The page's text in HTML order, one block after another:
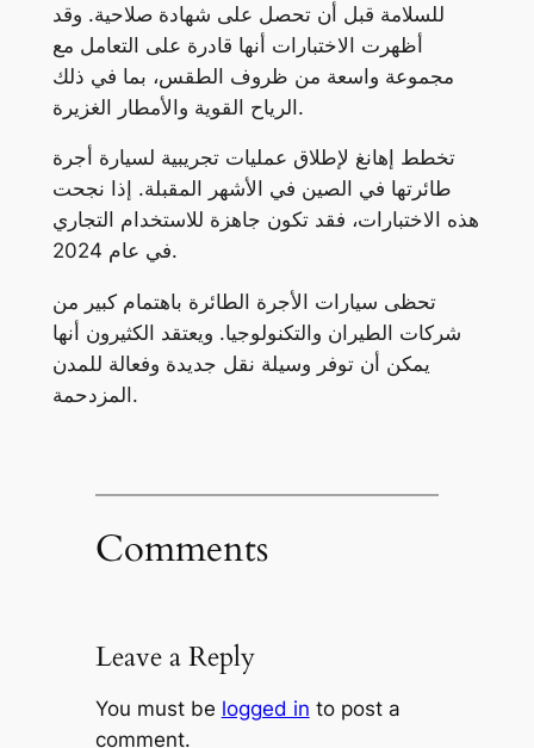
للسلامة قبل أن تحصل على شهادة صلاحية. وقد
أظهرت الاختبارات أنها قادرة على التعامل مع
مجموعة واسعة من ظروف الطقس، بما في ذلك
الرياح القوية والأمطار الغزيرة.
تخطط إهانغ لإطلاق عمليات تجريبية لسيارة أجرة
طائرتها في الصين في الأشهر المقبلة. إذا نجحت
هذه الاختبارات، فقد تكون جاهزة للاستخدام التجاري
في عام 2024.
تحظى سيارات الأجرة الطائرة باهتمام كبير من
شركات الطيران والتكنولوجيا. ويعتقد الكثيرون أنها
يمكن أن توفر وسيلة نقل جديدة وفعالة للمدن
المزدحمة.
Comments
Leave a Reply
You must be logged in to post a
comment.